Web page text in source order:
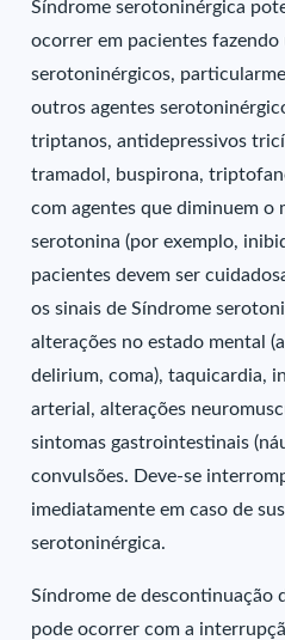
Síndrome serotoninérgica
ocorrer em pacientes fazendo
serotoninérgicos,
outros agentes
triptanos, antidepressivos
tramadol, buspirona,
com agentes que diminuem o
serotonina (por exemplo,
pacientes devem ser
os sinais de Síndrome
alterações no estado mental
delirium, coma), taquicardia,
arterial, alterações
sintomas gastrointestinais
convulsões. Deve-se
imediatamente em caso de
serotoninérgica.
Síndrome de descontinuação
pode ocorrer com a